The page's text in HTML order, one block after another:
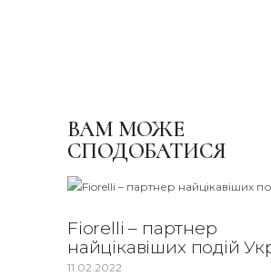
ВАМ МОЖЕ
СПОДОБАТИСЯ
Fiorelli – партнер
найцікавіших подій
11.02.2022